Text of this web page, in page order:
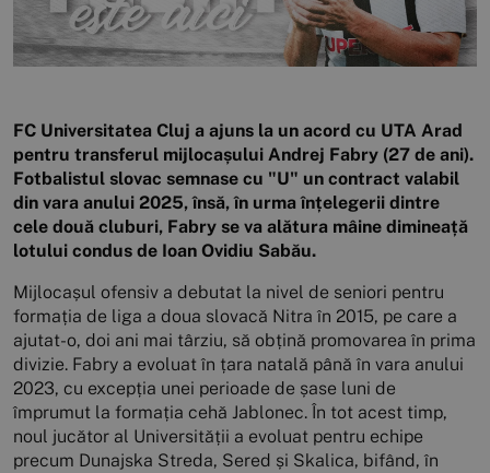
FC Universitatea Cluj a ajuns la un acord cu UTA Arad
pentru transferul mijlocașului Andrej Fabry (27 de ani).
Fotbalistul slovac semnase cu "U" un contract valabil
din vara anului 2025, însă, în urma înțelegerii dintre
cele două cluburi, Fabry se va alătura mâine dimineață
lotului condus de Ioan Ovidiu Sabău.
Mijlocașul ofensiv a debutat la nivel de seniori pentru
formația de liga a doua slovacă Nitra în 2015, pe care a
ajutat-o, doi ani mai târziu, să obțină promovarea în prima
divizie. Fabry a evoluat în țara natală până în vara anului
2023, cu excepția unei perioade de șase luni de
împrumut la formația cehă Jablonec. În tot acest timp,
noul jucător al Universității a evoluat pentru echipe
precum Dunajska Streda, Sered și Skalica, bifând, în